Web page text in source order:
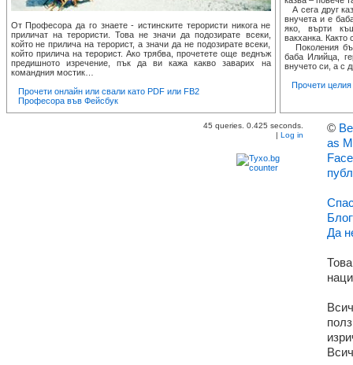
От Професора да го знаете - истинските терористи никога не
приличат на терористи. Това не значи да подозирате всеки,
който не прилича на терорист, а значи да не подозирате всеки,
който прилича на терорист. Ако трябва, прочетете още веднъж
предишното изречение, пък да ви кажа какво заварих на
командния мостик…
Прочети онлайн или свали като PDF или FB2
Професора във Фейсбук
А сега друг
внучета и е
яко, върти
вакханка. Както
Поколения
баба Илийца,
внучето си, а с
Прочети целия
45 queries. 0.425 seconds.
| Log in
©
as
Да